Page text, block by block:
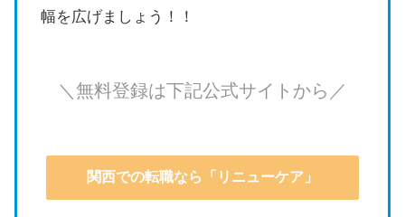
幅を広げましょう！！
＼無料登録は下記公式サイトから／
関西での転職なら「リニューケア」